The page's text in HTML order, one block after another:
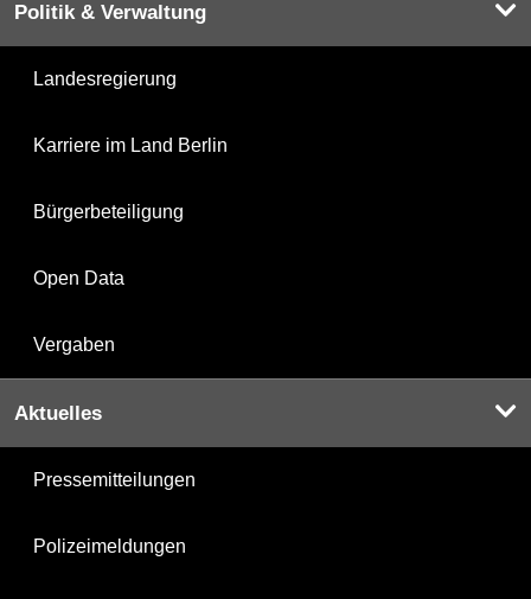
Politik & Verwaltung
Landesregierung
Karriere im Land Berlin
Bürgerbeteiligung
Open Data
Vergaben
Aktuelles
Pressemitteilungen
Polizeimeldungen